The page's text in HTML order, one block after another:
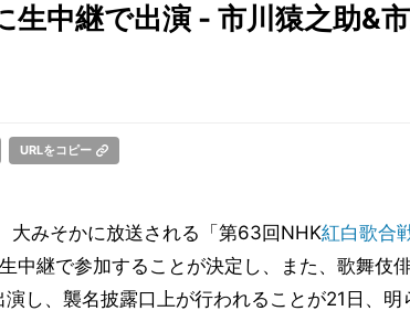
生中継で出演 - 市川猿之助&
URLをコピー
大みそかに放送される「第63回NHK紅白歌合
中継で参加することが決定し、また、歌舞伎
し、襲名披露口上が行われることが21日、明